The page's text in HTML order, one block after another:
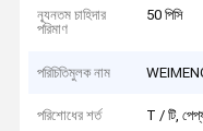
ন্যূনতম চাহিদার
পরিমাণ
50 পিসি
পরিচিতিমুলক নাম
পরিশোধের শর্ত T / টি,